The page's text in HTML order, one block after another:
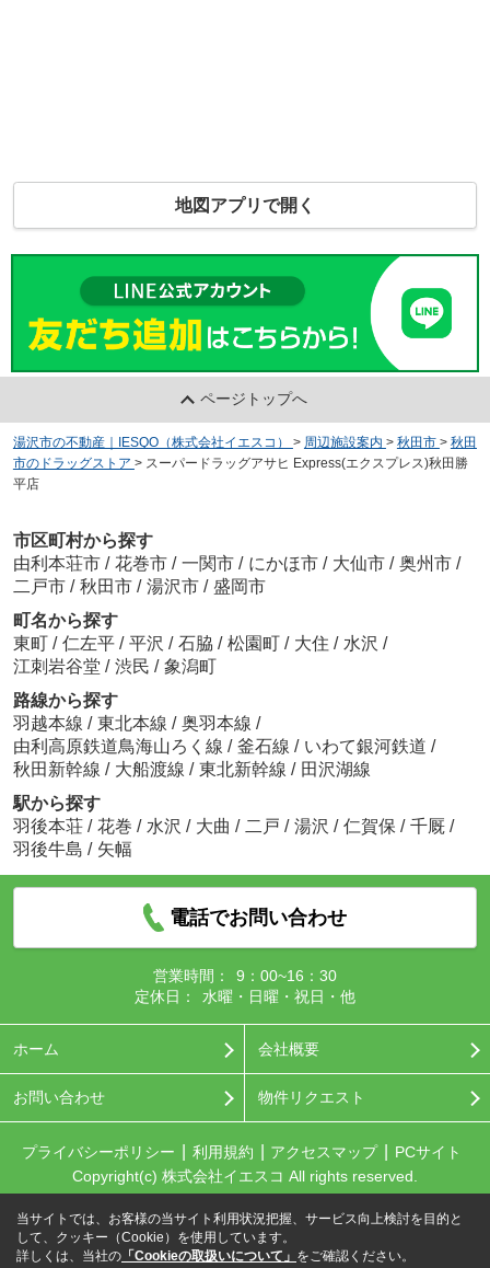
地図アプリで開く
ページトップへ
湯沢市の不動産｜IESQO（株式会社イエスコ） > 周辺施設案内 > 秋田市 > 秋田
市のドラッグストア > スーパードラッグアサヒ Express(エクスプレス)秋田勝
平店
市区町村から探す
由利本荘市 / 花巻市 / 一関市 / にかほ市 / 大仙市 / 奥州市 /
二戸市 / 秋田市 / 湯沢市 / 盛岡市
町名から探す
東町 / 仁左平 / 平沢 / 石脇 / 松園町 / 大住 / 水沢 /
江刺岩谷堂 / 渋民 / 象潟町
路線から探す
羽越本線 / 東北本線 / 奥羽本線 /
由利高原鉄道鳥海山ろく線 / 釜石線 / いわて銀河鉄道 /
秋田新幹線 / 大船渡線 / 東北新幹線 / 田沢湖線
駅から探す
羽後本荘 / 花巻 / 水沢 / 大曲 / 二戸 / 湯沢 / 仁賀保 / 千厩 /
羽後牛島 / 矢幅
電話でお問い合わせ
営業時間：
9：00~16：30
定休日：
水曜・日曜・祝日・他
ホーム 会社概要
お問い合わせ 物件リクエスト
プライバシーポリシー 利用規約 アクセスマップ
PCサイト
Copyright(c) 株式会社イエスコ All rights reserved.
当サイトでは、お客様の当サイト利用状況把握、サービス向上検討を目的と
して、クッキー（Cookie）を使用しています。
詳しくは、当社の 「Cookieの取扱いについて」 をご確認ください。